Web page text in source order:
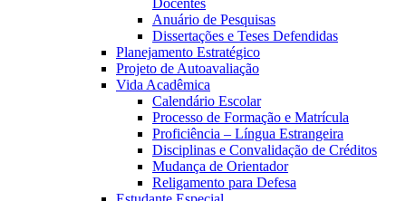
Docentes
Anuário de Pesquisas
Dissertações e Teses Defendidas
Planejamento Estratégico
Projeto de Autoavaliação
Vida Acadêmica
Calendário Escolar
Processo de Formação e Matrícula
Proficiência – Língua Estrangeira
Disciplinas e Convalidação de Créditos
Mudança de Orientador
Religamento para Defesa